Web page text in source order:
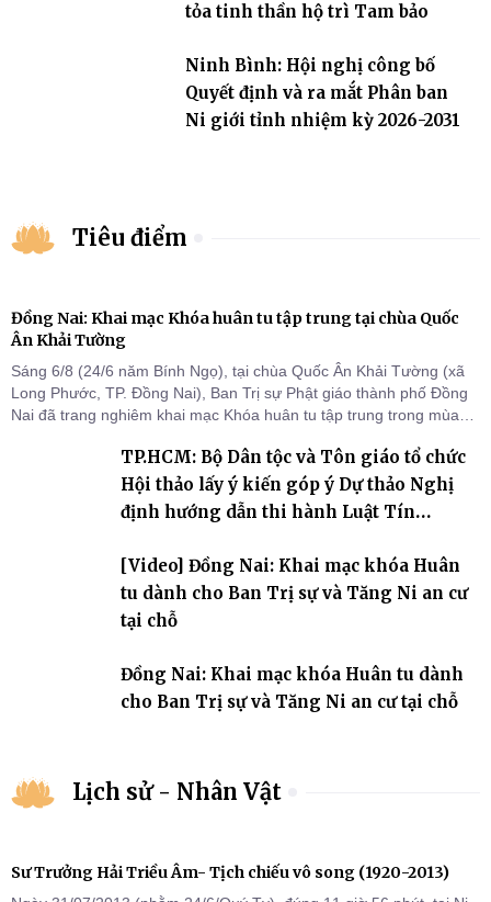
tỏa tinh thần hộ trì Tam bảo
Ninh Bình: Hội nghị công bố
Quyết định và ra mắt Phân ban
Ni giới tỉnh nhiệm kỳ 2026-2031
Tiêu điểm
Đồng Nai: Khai mạc Khóa huân tu tập trung tại chùa Quốc
Ân Khải Tường
Sáng 6/8 (24/6 năm Bính Ngọ), tại chùa Quốc Ân Khải Tường (xã
Long Phước, TP. Đồng Nai), Ban Trị sự Phật giáo thành phố Đồng
Nai đã trang nghiêm khai mạc Khóa huân tu tập trung trong mùa
chỗ khu vực VII, VIII và trường hạ chùa Quốc Ân Khải Tường.
TP.HCM: Bộ Dân tộc và Tôn giáo tổ chức
Hội thảo lấy ý kiến góp ý Dự thảo Nghị
định hướng dẫn thi hành Luật Tín
[Video] Đồng Nai: Khai mạc khóa Huân
tu dành cho Ban Trị sự và Tăng Ni an cư
tại chỗ
Đồng Nai: Khai mạc khóa Huân tu dành
cho Ban Trị sự và Tăng Ni an cư tại chỗ
Lịch sử - Nhân Vật
Sư Trưởng Hải Triều Âm- Tịch chiếu vô song (1920-2013)